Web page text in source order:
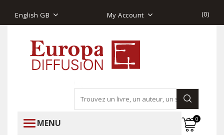
English GB My Account (0)
MENU 0